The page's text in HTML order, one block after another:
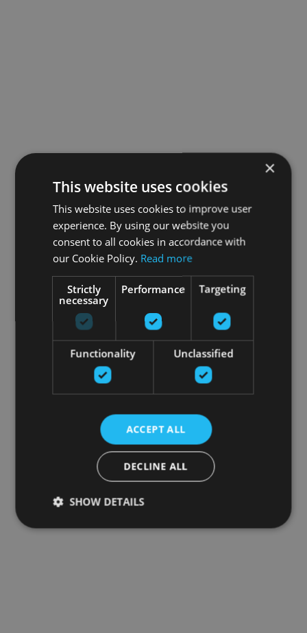
×
This website uses cookies
This website uses cookies to improve user
experience. By using our website you
consent to all cookies in accordance with
our Cookie Policy. Read more
Strictly
necessary
Performance Targeting
Functionality Unclassified
ACCEPT ALL
DECLINE ALL
SHOW DETAILS